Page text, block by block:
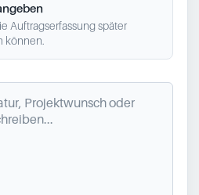
Auftragserfassung später
können.